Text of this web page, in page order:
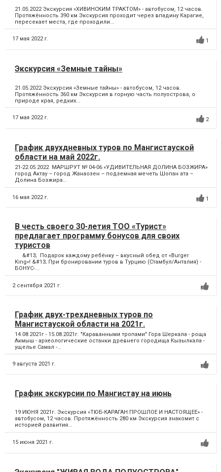
21.05.2022 Экскурсия «ХИВИНСКИМ ТРАКТОМ» - автобусом, 12 часов.
Протяжённость 390 км Экскурсия проходит через впадину Карагие,
пересекает места, где проходили...
17 мая 2022 г. 1
Экскурсия «Земные тайны»
21.05.2022 Экскурсия «Земные тайны» - автобусом, 12 часов.
Протяжённость 360 км Экскурсия в горную часть полуострова, о
природе края, редких...
17 мая 2022 г. 2
График двухдневных туров по Мангистауской
области на май 2022г.
21-22.05.2022 МАРШРУТ № 04-06 «УДИВИТЕЛЬНАЯ ДОЛИНА БОЗЖИРА»
город Актау – город Жанаозен – подземная мечеть Шопан ата –
Долина Бозжира...
16 мая 2022 г. 1
В честь своего 30-летия ТОО «Турист»
предлагает программу бонусов для своих
туристов
&#13; Подарок каждому ребёнку – вкусный обед от «Burger
King»! &#13; При бронировании туров в Турцию (Стамбул/Анталия) -
БОНУС-...
2 сентября 2021 г.
График двух-трехдневных туров по
Мангистауской области на 2021г.
14.08.2021г - 15.08.2021г. "Караванными тропами" Гора Шеркала - роща
Акмыш - археологические останки древнего городища Кызылкала -
ущелье Самал -...
9 августа 2021 г.
График экскурсии по Мангистау на июнь
19 ИЮНЯ 2021г. Экскурсия «ТЮБ-КАРАГАН ПРОШЛОЕ И НАСТОЯЩЕЕ» -
автобусом, 12 часов. Протяжённость 280 км Экскурсия знакомит с
историей развития...
15 июня 2021 г.